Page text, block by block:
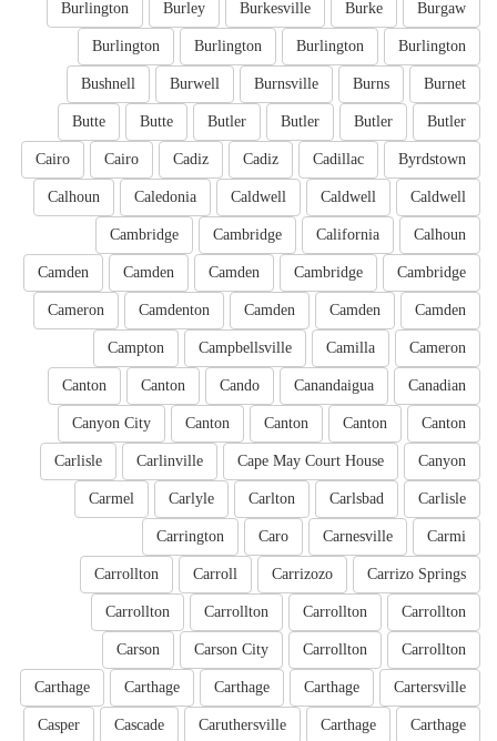
Burgaw
Burke
Burkesville
Burley
Burlington
Burlington
Burlington
Burlington
Burlington
Burnet
Burns
Burnsville
Burwell
Bushnell
Butler
Butler
Butler
Butler
Butte
Butte
Byrdstown
Cadillac
Cadiz
Cadiz
Cairo
Cairo
Caldwell
Caldwell
Caldwell
Caledonia
Calhoun
Calhoun
California
Cambridge
Cambridge
Cambridge
Cambridge
Camden
Camden
Camden
Camden
Camden
Camden
Camdenton
Cameron
Cameron
Camilla
Campbellsville
Campton
Canadian
Canandaigua
Cando
Canton
Canton
Canton
Canton
Canton
Canton
Canyon City
Canyon
Cape May Court House
Carlinville
Carlisle
Carlisle
Carlsbad
Carlton
Carlyle
Carmel
Carmi
Carnesville
Caro
Carrington
Carrizo Springs
Carrizozo
Carroll
Carrollton
Carrollton
Carrollton
Carrollton
Carrollton
Carrollton
Carrollton
Carson City
Carson
Cartersville
Carthage
Carthage
Carthage
Carthage
Carthage
Carthage
Caruthersville
Cascade
Casper